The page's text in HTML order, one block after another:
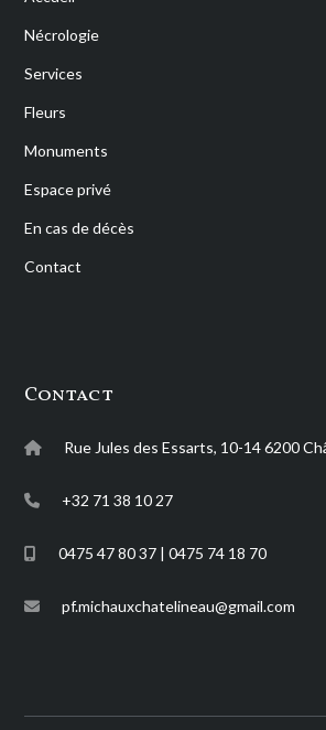
Nécrologie
Services
Fleurs
Monuments
Espace privé
En cas de décès
Contact
Contact
Rue Jules des Essarts, 10-14 6200
+32 71 38 10 27
0475 47 80 37 | 0475 74 18 70
pf.michauxchatelineau@gmail.com